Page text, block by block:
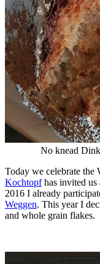
No knead
Today we celebrate
Kochtopfhas invited us
2016 I already
Weggen. This year I
and whole grain flakes.